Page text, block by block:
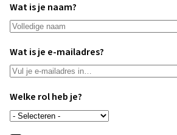
Wat is je naam?
Wat is je e-mailadres?
Welke rol heb je?